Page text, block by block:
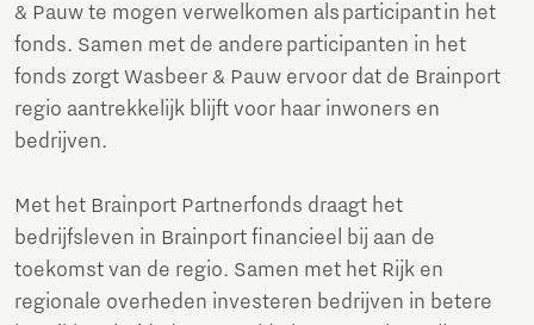
& Pauw te mogen verwelkomen als participant in het
fonds. Samen met de andere participanten in het
fonds zorgt Wasbeer & Pauw ervoor dat de Brainport
regio aantrekkelijk blijft voor haar inwoners en
bedrijven.
Met het Brainport Partnerfonds draagt het
bedrijfsleven in Brainport financieel bij aan de
toekomst van de regio. Samen met het Rijk en
regionale overheden investeren bedrijven in betere